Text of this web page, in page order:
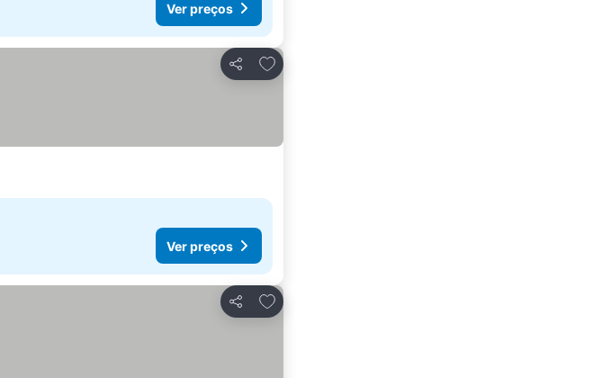
Ver preços
Partilhar
Adicionar aos favoritos
Ver preços
Partilhar
Adicionar aos favoritos